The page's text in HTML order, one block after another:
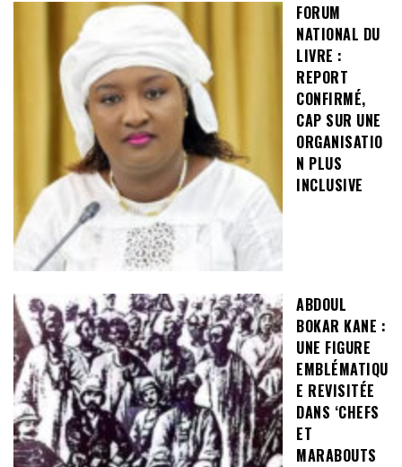
FORUM
NATIONAL DU
LIVRE :
REPORT
CONFIRMÉ,
CAP SUR UNE
ORGANISATIO
N PLUS
INCLUSIVE
ABDOUL
BOKAR KANE :
UNE FIGURE
EMBLÉMATIQU
E REVISITÉE
DANS ‘CHEFS
ET
MARABOUTS